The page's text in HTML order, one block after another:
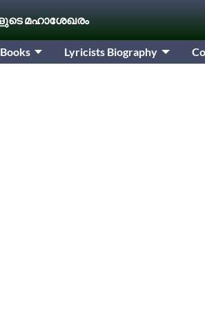
മഹാശേഖരം
Lyricists Biography